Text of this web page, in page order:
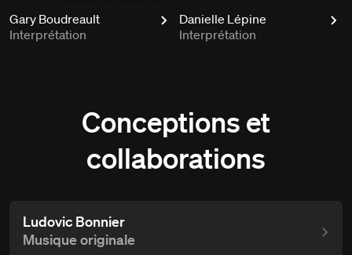
Gary Boudreault
Interprétation
Danielle Lépine
Interprétation
Conceptions et
collaborations
Ludovic Bonnier
Musique originale